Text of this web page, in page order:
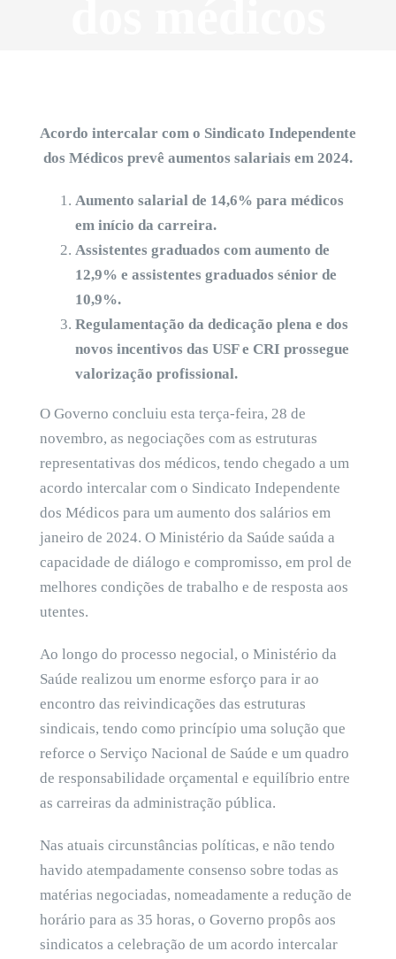
Acordo intercalar com o Sindicato Independente
dos Médicos prevê aumentos salariais em 2024.
Aumento salarial de 14,6% para médicos
em início da carreira.
Assistentes graduados com aumento de
12,9% e assistentes graduados sénior de
10,9%.
Regulamentação da dedicação plena e dos
novos incentivos das USF e CRI prossegue
valorização profissional.
O Governo concluiu esta terça-feira, 28 de
novembro, as negociações com as estruturas
representativas dos médicos, tendo chegado a um
acordo intercalar com o Sindicato Independente
dos Médicos para um aumento dos salários em
janeiro de 2024. O Ministério da Saúde saúda a
capacidade de diálogo e compromisso, em prol de
melhores condições de trabalho e de resposta aos
utentes.
Ao longo do processo negocial, o Ministério da
Saúde realizou um enorme esforço para ir ao
encontro das reivindicações das estruturas
sindicais, tendo como princípio uma solução que
reforce o Serviço Nacional de Saúde e um quadro
de responsabilidade orçamental e equilíbrio entre
as carreiras da administração pública.
Nas atuais circunstâncias políticas, e não tendo
havido atempadamente consenso sobre todas as
matérias negociadas, nomeadamente a redução de
horário para as 35 horas, o Governo propôs aos
sindicatos a celebração de um acordo intercalar